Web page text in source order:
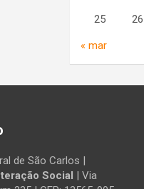
25 26
« mar
de São Carlos |
Social | Via